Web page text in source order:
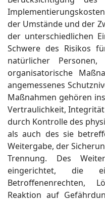
der Umstände und der
der unterschiedlichen
Schwere des Risikos
natürlicher
organisatorische
angemessenes
Maßnahmen gehören
Vertraulichkeit,
durch Kontrolle des
als auch des sie
Weitergabe, der
Trennung. Des
eingerichtet, die
Betroffenenrechten,
Reaktion auf